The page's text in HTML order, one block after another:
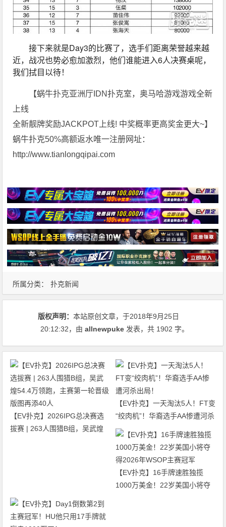
接下来就是Day3的比赛了，选手们距离荣誉越来越
近，战况也势必愈加激烈，他们谁能进入6人决赛桌呢，
我们拭目以待！
【蜗牛扑克亚洲厅IDN扑克室，奥马哈游戏游戏全新
上线
全新靓牌奖励JACKPOT上线! 中奖概率更高奖金更大~】
蜗牛扑克50%高额返水唯一注册网址：
http://www.tianlongqipai.com
所属分类： 扑克新闻
版权声明：本站原创文章，于2018年9月25日
20:12:32，由allnewpuke 发表，共 1902 字。
【EV扑克】2026IPG总决赛选
拔赛 | 263人围猎B组，吴武煌
【EV扑克】一天淘汰5人！FT变
“绞肉机”！华裔选手AA惨遭河杀
出局！
【EV扑克】16手牌速胜独揽
1000万美金！22岁美国小将夺